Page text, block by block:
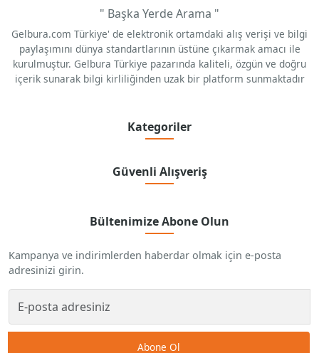
" Başka Yerde Arama "
Gelbura.com Türkiye' de elektronik ortamdaki alış verişi ve bilgi
paylaşımını dünya standartlarının üstüne çıkarmak amacı ile
kurulmuştur. Gelbura Türkiye pazarında kaliteli, özgün ve doğru
içerik sunarak bilgi kirliliğinden uzak bir platform sunmaktadır
Kategoriler
Güvenli Alışveriş
Bültenimize Abone Olun
Kampanya ve indirimlerden haberdar olmak için e-posta
adresinizi girin.
Abone Ol